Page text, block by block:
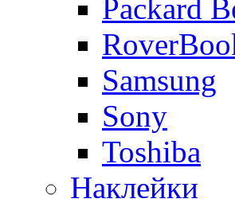
Packard
Samsung
Sony
Toshiba
Наклейки